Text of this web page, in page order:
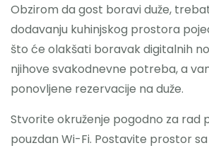
Obzirom da gost boravi duže,
dodavanju kuhinjskog prostora
što će olakšati boravak digitalnih
njihove svakodnevne potreba, a
ponovljene rezervacije na duže.
Stvorite okruženje pogodno za rad
pouzdan Wi-Fi. Postavite prostor